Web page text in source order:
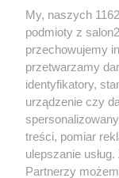
Kultura
X
My, naszych
podmioty z
przechowujemy
przetwarzamy
identyfikatory,
urządzenie czy
treści, pomiar
ulepszanie
Partnerzy